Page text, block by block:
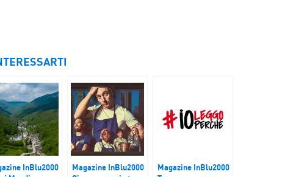
InBlu2000
Magazine InBlu2000
Magazine InBlu2000